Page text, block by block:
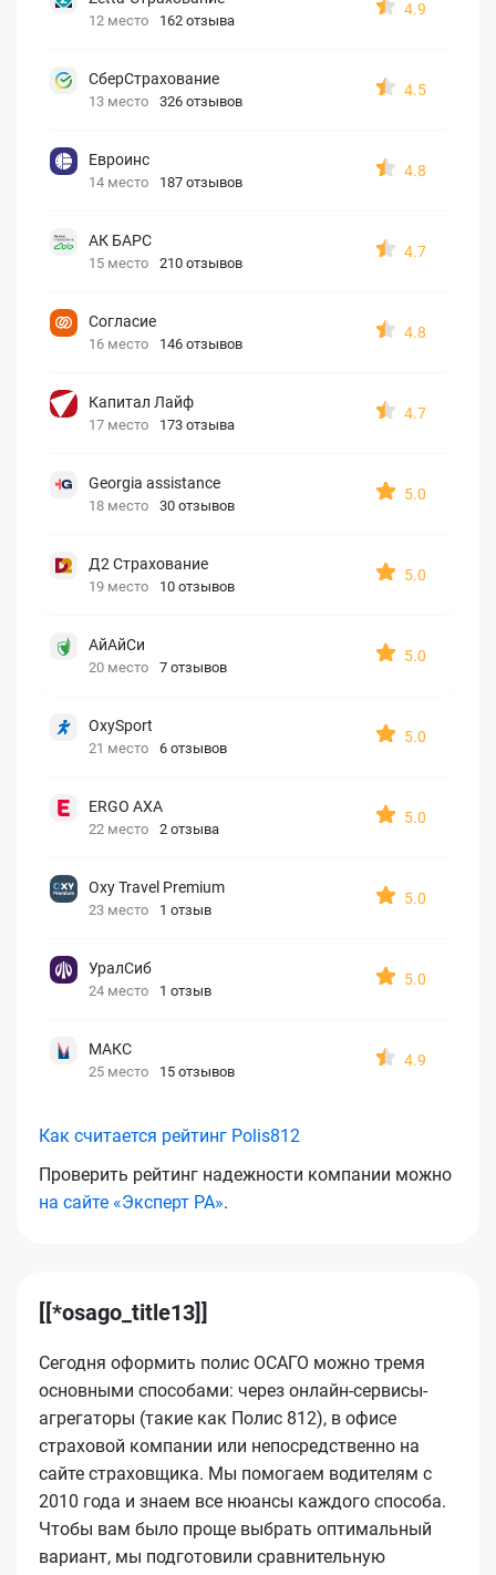
12 место 162 отзыва
4.9
СберСтрахование
13 место 326 отзывов
4.5
Евроинс
14 место 187 отзывов
4.8
АК БАРС
15 место 210 отзывов
4.7
Согласие
16 место 146 отзывов
4.8
Капитал Лайф
17 место 173 отзыва
4.7
Georgia assistance
18 место 30 отзывов
5.0
Д2 Страхование
19 место 10 отзывов
5.0
АйАйСи
20 место 7 отзывов
5.0
OxySport
21 место 6 отзывов
5.0
ERGO AXA
22 место 2 отзыва
5.0
Oxy Travel Premium
23 место 1 отзыв
5.0
УралСиб
24 место 1 отзыв
5.0
МАКС
25 место 15 отзывов
4.9
Как считается рейтинг Polis812
Проверить рейтинг надежности компании можно
на сайте «Эксперт РА».
[[*osago_title13]]
Сегодня оформить полис ОСАГО можно тремя
основными способами: через онлайн-сервисы-
агрегаторы (такие как Полис 812), в офисе
страховой компании или непосредственно на
сайте страховщика. Мы помогаем водителям с
2010 года и знаем все нюансы каждого способа.
Чтобы вам было проще выбрать оптимальный
вариант, мы подготовили сравнительную